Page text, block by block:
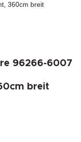
360cm breit
96266-6007
breit